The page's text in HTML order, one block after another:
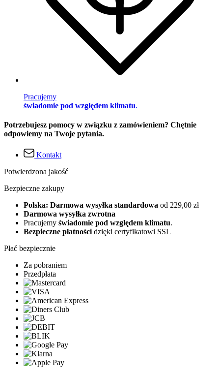
Pracujemy
świadomie pod względem klimatu.
Potrzebujesz pomocy w związku z zamówieniem? Chętnie
odpowiemy na Twoje pytania.
Kontakt
Potwierdzona jakość
Bezpieczne zakupy
Polska: Darmowa wysyłka standardowa od 229,00 zł
Darmowa wysyłka zwrotna
Pracujemy świadomie pod względem klimatu.
Bezpieczne płatności dzięki certyfikatowi SSL
Płać bezpiecznie
Za pobraniem
Przedpłata